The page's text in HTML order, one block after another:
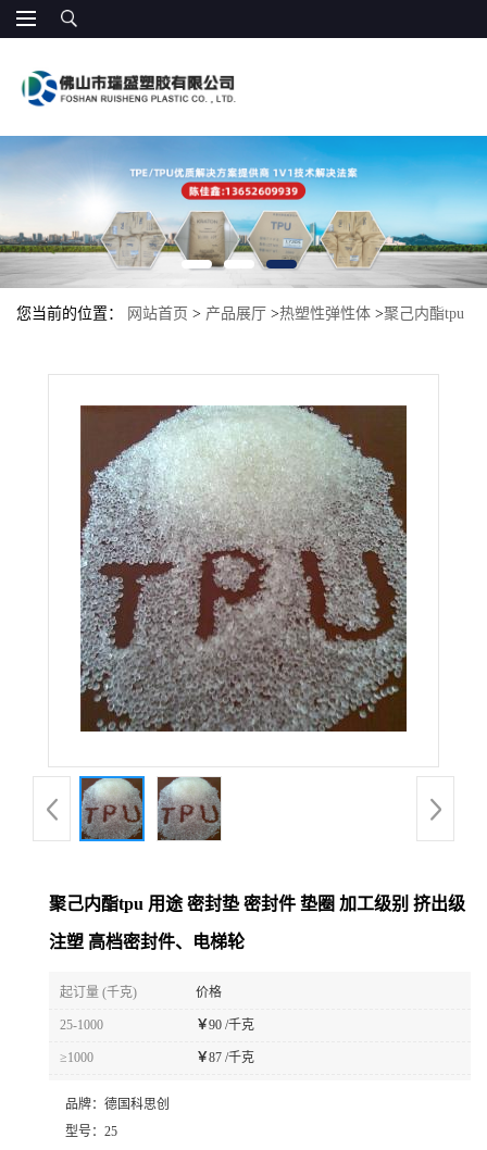
您当前的位置： 网站首页 > 产品展厅 >热塑性弹性体 >聚己内酯tpu
聚己内酯tpu 用途 密封垫 密封件 垫圈 加工级别 挤出级
注塑 高档密封件、电梯轮
起订量 (千克) 价格
25-1000 ￥90 /千克
≥1000 ￥87 /千克
品牌： 德国科思创
型号： 25